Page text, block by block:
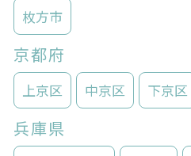
枚方市
京都府
上京区 中京区 下京区
兵庫県